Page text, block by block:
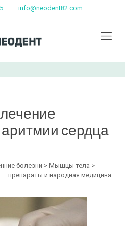
info@neodent82.com
сердца
болезни > Мышцы тела >
препараты и народная медицина